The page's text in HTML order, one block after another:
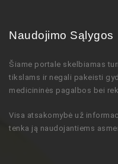
Naudojimo Sąlygos
Šiame portale skelbiamas
tikslams ir negali pakeisti
medicininės pagalbos bei
Visa atsakomybė už
tenka ją naudojantiems